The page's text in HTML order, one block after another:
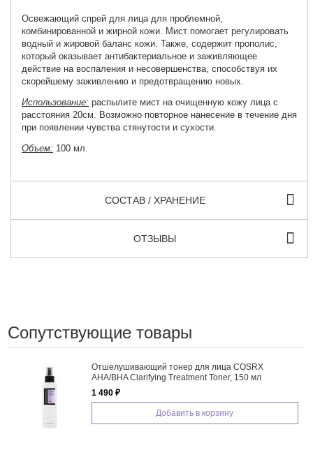
Освежающий спрей для лица для проблемной,
комбинированной и жирной кожи. Мист помогает регулировать
водный и жировой баланс кожи. Также, содержит прополис,
который оказывает антибактериальное и заживляющее
действие на воспаления и несовершенства, способствуя их
скорейшему заживлению и предотвращению новых.
Использование: распылите мист на очищенную кожу лица с
расстояния 20см. Возможно повторное нанесение в течение дня
при появлении чувства стянутости и сухости.
Объем: 100 мл.
СОСТАВ / ХРАНЕНИЕ
ОТЗЫВЫ
Сопутствующие товары
Отшелушивающий тонер для лица COSRX
AHA/BHA Clarifying Treatment Toner, 150 мл
1 490 ₽
Добавить в корзину